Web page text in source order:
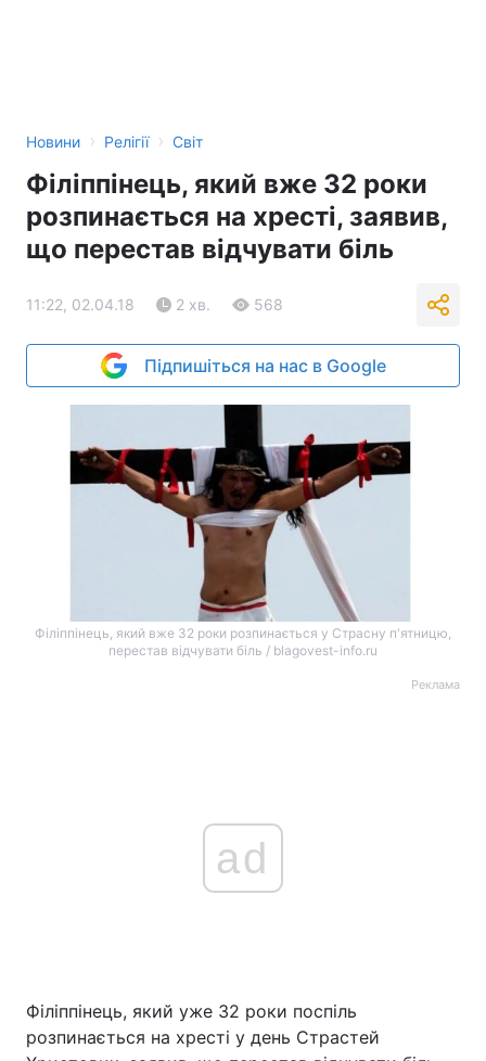
Новини › Релігії › Світ
Філіппінець, який вже 32 роки
розпинається на хресті, заявив,
що перестав відчувати біль
11:22, 02.04.18 2 хв. 568
Підпишіться на нас в Google
Філіппінець, який вже 32 роки розпинається у Страсну п'ятницю,
перестав відчувати біль / blagovest-info.ru
Реклама
ad
Філіппінець, який уже 32 роки поспіль
розпинається на хресті у день Страстей